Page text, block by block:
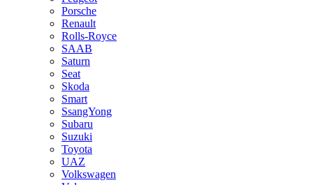
Porsche
Renault
Rolls-Royce
SAAB
Saturn
Seat
Skoda
Smart
SsangYong
Subaru
Suzuki
Toyota
UAZ
Volkswagen